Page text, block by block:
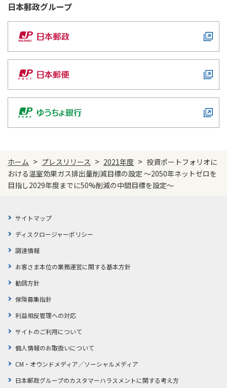
日本郵政グループ
ホーム > プレスリリース > 2021年度 > 投資ポートフォリオに
おける温室効果ガス排出量削減目標の設定 ～2050年ネットゼロを
目指し2029年度までに50%削減の中間目標を設定～
サイトマップ
ディスクロージャーポリシー
調達情報
お客さま本位の業務運営に関する基本方針
勧誘方針
保険募集指針
利益相反管理への対応
サイトのご利用について
個人情報のお取扱いについて
CM・オウンドメディア／ソーシャルメディア
日本郵政グループのカスタマーハラスメントに関する考え方